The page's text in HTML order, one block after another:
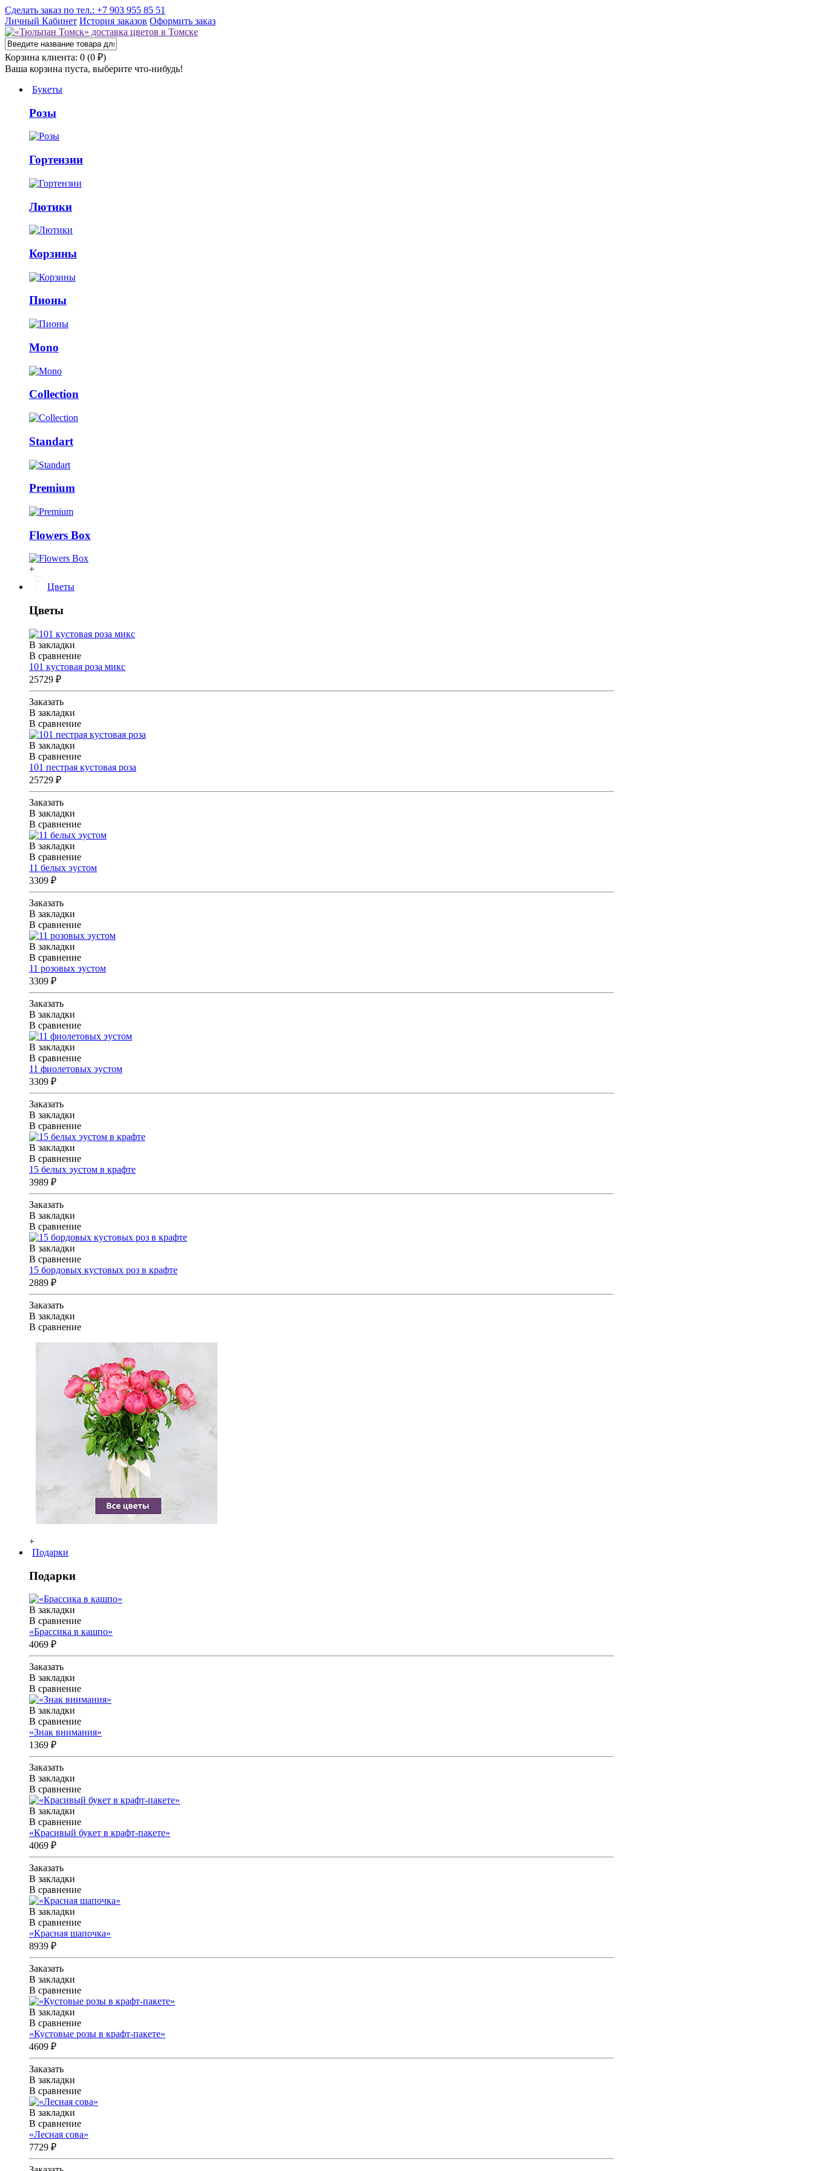
Сделать заказ по тел.: +7 903 955 85 51
Личный Кабинет История заказов Оформить заказ
Корзина клиента: 0 (0 ₽)
Ваша корзина пуста, выберите что-нибудь!
Букеты
Розы
Гортензии
Лютики
Корзины
Пионы
Mono
Collection
Standart
Premium
Flowers Box
+
Цветы
Цветы
В закладки
В сравнение
101 кустовая роза микс
25729 ₽
Заказать
В закладки
В сравнение
В закладки
В сравнение
101 пестрая кустовая роза
25729 ₽
Заказать
В закладки
В сравнение
В закладки
В сравнение
11 белых эустом
3309 ₽
Заказать
В закладки
В сравнение
В закладки
В сравнение
11 розовых эустом
3309 ₽
Заказать
В закладки
В сравнение
В закладки
В сравнение
11 фиолетовых эустом
3309 ₽
Заказать
В закладки
В сравнение
В закладки
В сравнение
15 белых эустом в крафте
3989 ₽
Заказать
В закладки
В сравнение
В закладки
В сравнение
15 бордовых кустовых роз в крафте
2889 ₽
Заказать
В закладки
В сравнение
+
Подарки
Подарки
В закладки
В сравнение
«Брассика в кашпо»
4069 ₽
Заказать
В закладки
В сравнение
В закладки
В сравнение
«Знак внимания»
1369 ₽
Заказать
В закладки
В сравнение
В закладки
В сравнение
«Красивый букет в крафт-пакете»
4069 ₽
Заказать
В закладки
В сравнение
В закладки
В сравнение
«Красная шапочка»
8939 ₽
Заказать
В закладки
В сравнение
В закладки
В сравнение
«Кустовые розы в крафт-пакете»
4609 ₽
Заказать
В закладки
В сравнение
В закладки
В сравнение
«Лесная сова»
7729 ₽